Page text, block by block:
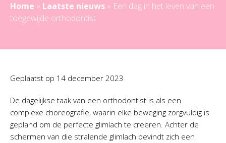
Home » Laatste nieuws » Een dag in het leven van een
toegewijde orthodontist
Geplaatst op 14 december 2023
De dagelijkse taak van een orthodontist is als een
complexe choreografie, waarin elke beweging zorgvuldig is
gepland om de perfecte glimlach te creëren. Achter de
schermen van die stralende glimlach bevindt zich een